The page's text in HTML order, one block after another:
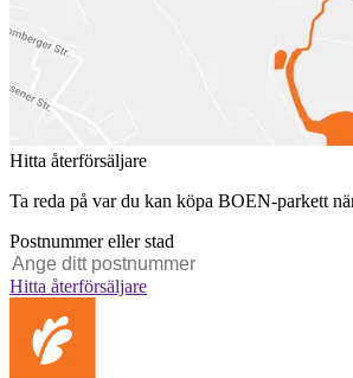
Hitta återförsäljare
Ta reda på var du kan köpa BOEN-parkett
Postnummer eller stad
Hitta återförsäljare